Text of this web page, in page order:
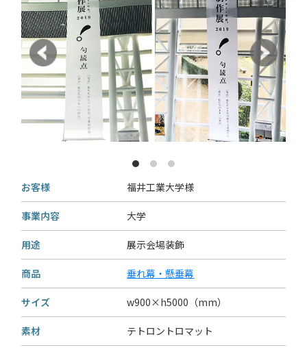
お客様 福井工業大学様
事業内容 大学
用途 展示会場装飾
商品 垂れ幕・懸垂幕
サイズ w900×h5000（mm）
素材 テトロントロマット